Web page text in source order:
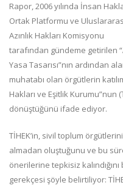
Rapor, 2006 yılında İnsan
Ortak Platformu ve
Azınlık Hakları Komisyonu
tarafından gündeme getirilen
Yasa Tasarısı”nın ardından
muhatabı olan örgütlerin
Hakları ve Eşitlik Kurumu”nun
dönüştüğünü ifade ediyor.
TİHEK’in, sivil toplum
almadan oluştuğunu ve bu
önerilerine tepkisiz
gerekçesi şöyle belirtiliyor: